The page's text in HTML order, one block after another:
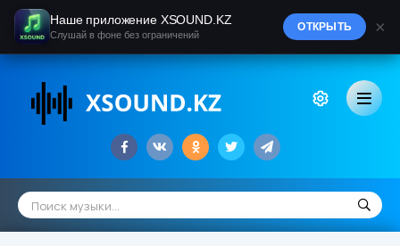
Наше приложение XSOUND.KZ
Слушай в фоне без ограничений
ОТКРЫТЬ ×